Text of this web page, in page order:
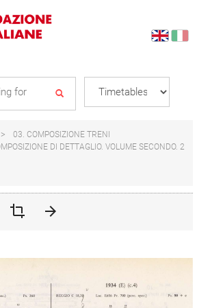
03. COMPOSIZIONE TRENI
DI DETTAGLIO. VOLUME SECONDO. 2